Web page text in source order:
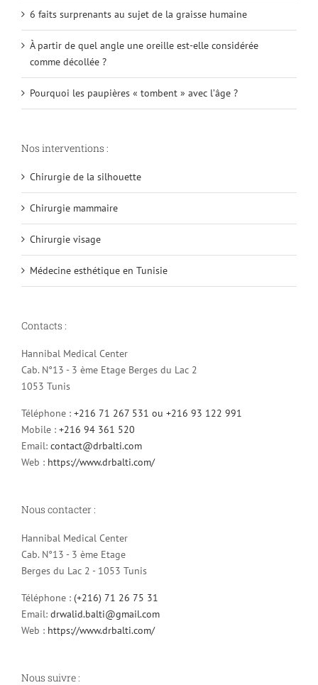
6 faits surprenants au sujet de la graisse humaine
À partir de quel angle une oreille est-elle considérée
comme décollée ?
Pourquoi les paupières « tombent » avec l’âge ?
Nos interventions :
Chirurgie de la silhouette
Chirurgie mammaire
Chirurgie visage
Médecine esthétique en Tunisie
Contacts :
Hannibal Medical Center
Cab. N°13 - 3 ème Etage Berges du Lac 2
1053 Tunis
Téléphone : +216 71 267 531 ou +216 93 122 991
Mobile : +216 94 361 520
Email: contact@drbalti.com
Web : https://www.drbalti.com/
Nous contacter :
Hannibal Medical Center
Cab. N°13 - 3 ème Etage
Berges du Lac 2 - 1053 Tunis
Téléphone : (+216) 71 26 75 31
Email: drwalid.balti@gmail.com
Web : https://www.drbalti.com/
Nous suivre :